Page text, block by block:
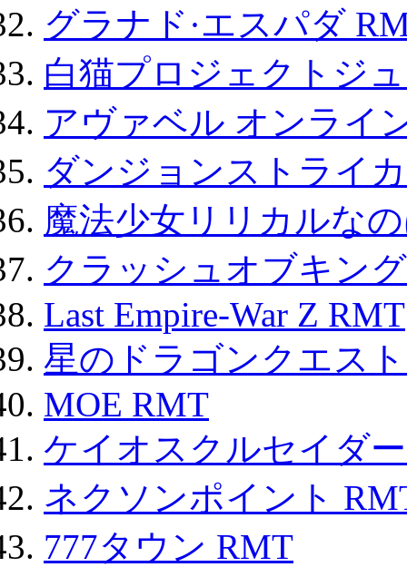
グラナド·エスパダ
白猫プロジェクトジ
アヴァベル オンライ
ダンジョンストライ
魔法少女リリカルな
クラッシュオブキン
Last Empire-War Z RMT
星のドラゴンクエス
MOE RMT
ケイオスクルセイダ
ネクソンポイント
777タウン RMT